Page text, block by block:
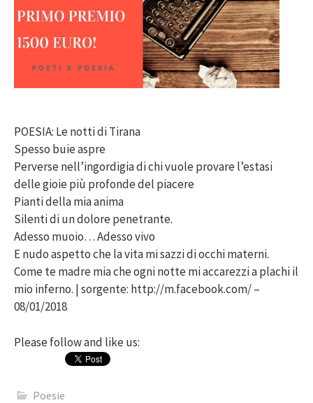
POESIA: Le notti di Tirana
Spesso buie aspre
Perverse nell’ingordigia di chi vuole provare l’estasi
delle gioie più profonde del piacere
Pianti della mia anima
Silenti di un dolore penetrante.
Adesso muoio… Adesso vivo
E nudo aspetto che la vita mi sazzi di occhi materni.
Come te madre mia che ogni notte mi accarezzi a plachi il
mio inferno. | sorgente: http://m.facebook.com/ –
08/01/2018
Please follow and like us:
Poesie